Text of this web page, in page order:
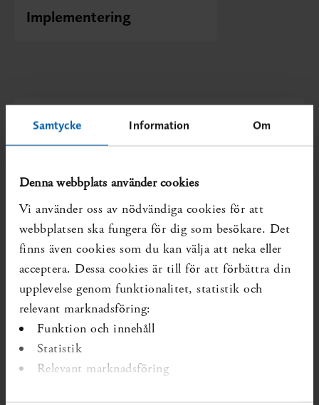
Samtycke Information Om
Denna webbplats använder cookies
Vi använder oss av nödvändiga cookies för att
webbplatsen ska fungera för dig som besökare. Det
finns även cookies som du kan välja att neka eller
acceptera. Dessa cookies är till för att förbättra din
upplevelse genom funktionalitet, statistik och
relevant marknadsföring:
Funktion och innehåll
Statistik
Relevant marknadsföring
Implementering
Barn och unga